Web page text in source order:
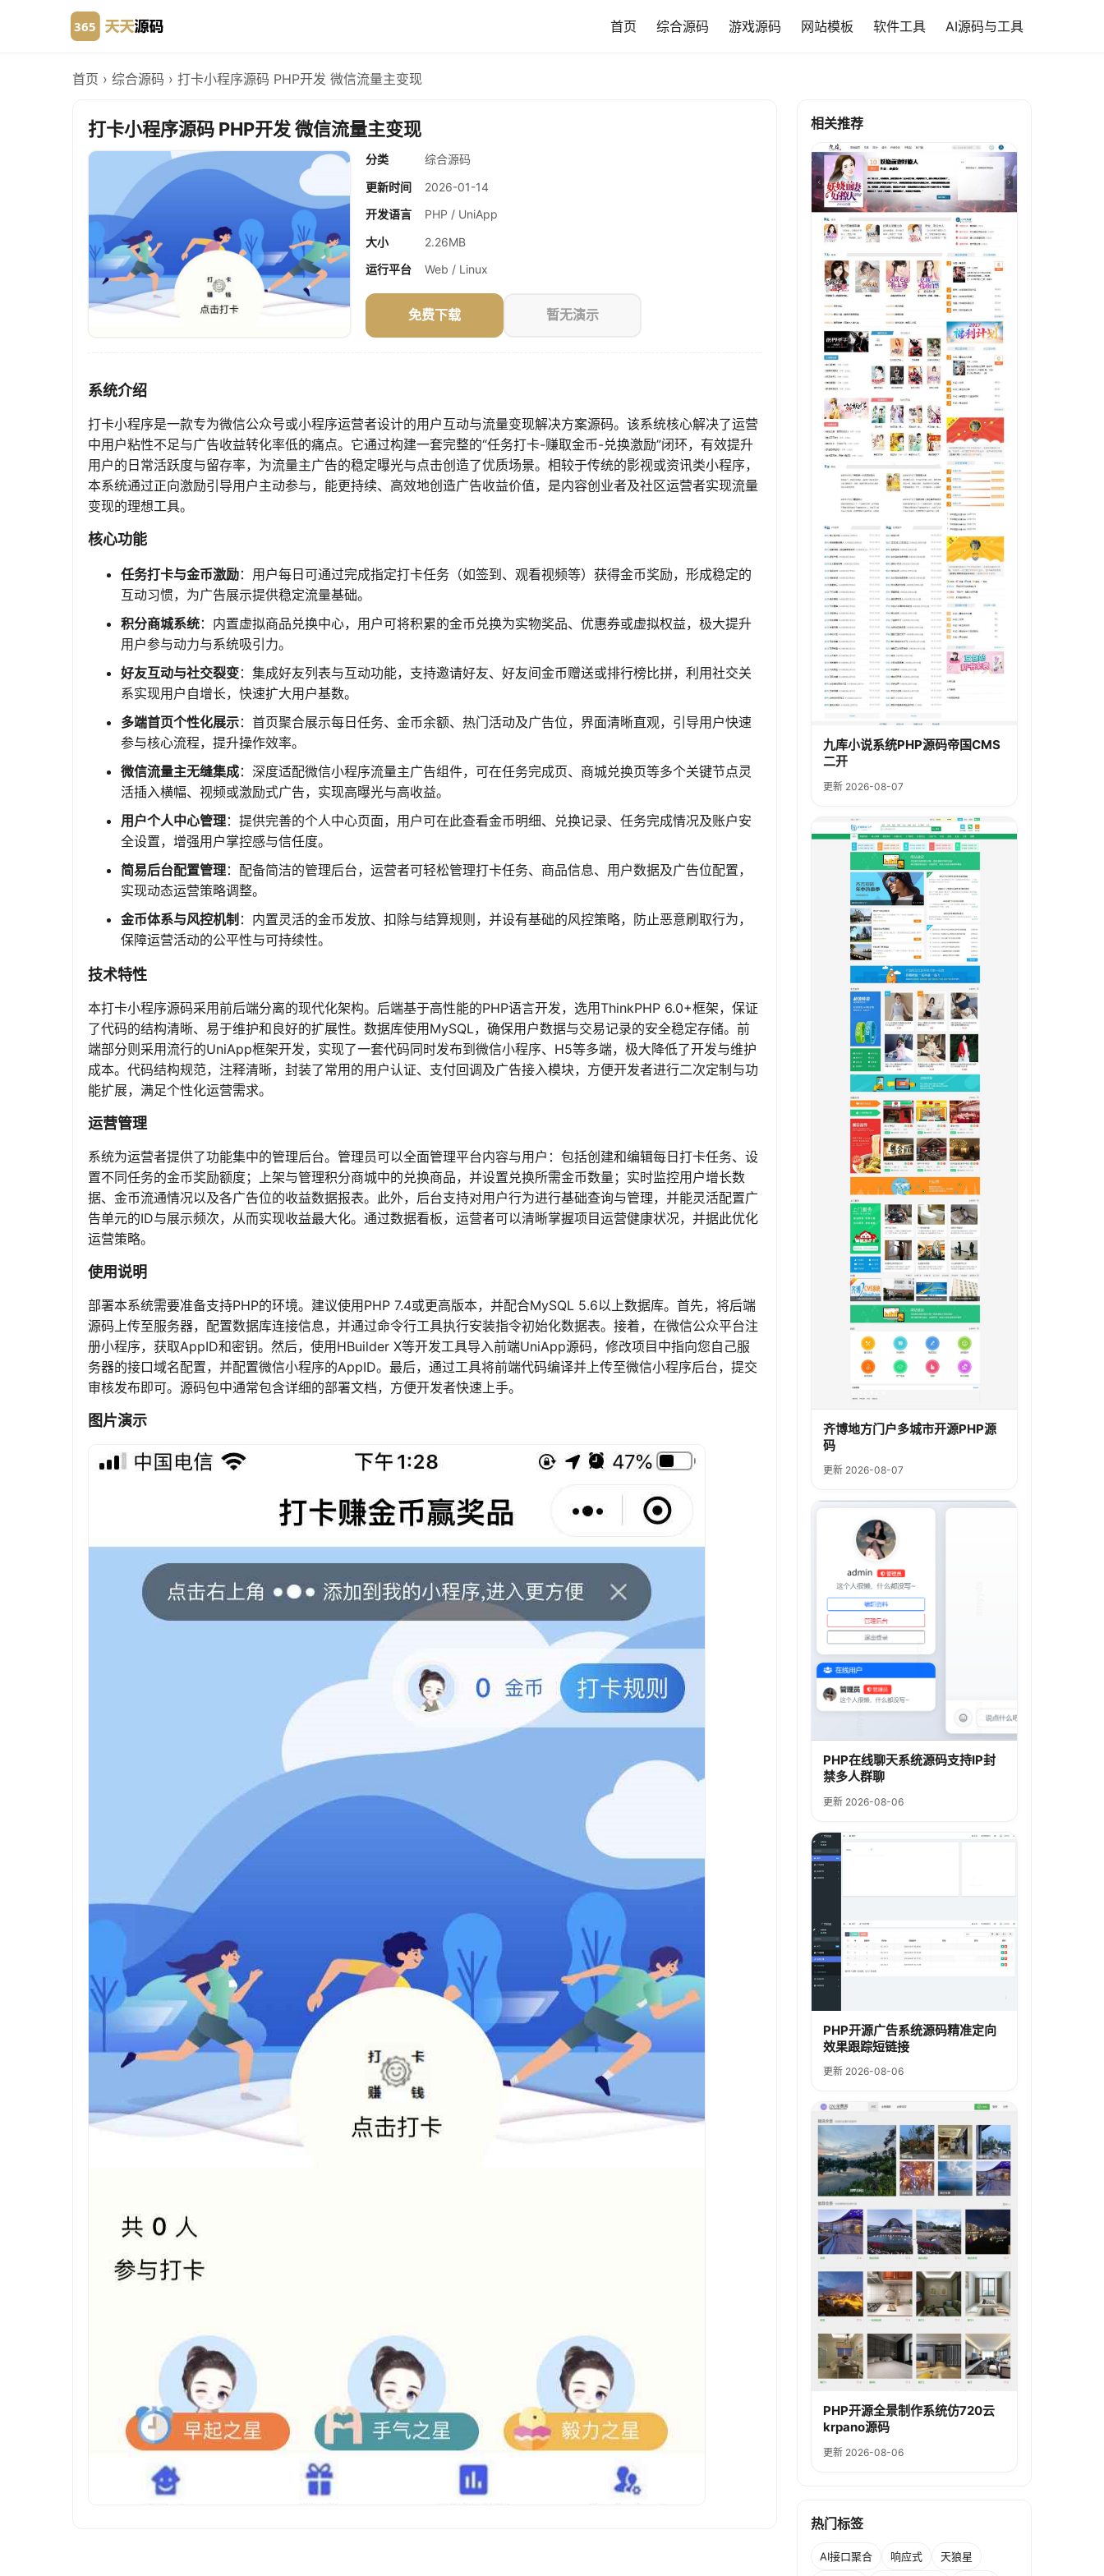
首页 综合源码 游戏源码 网站模板 软件工具 AI源码与工具
首页 › 综合源码 › 打卡小程序源码 PHP开发 微信流量主变现
打卡小程序源码 PHP开发 微信流量主变现
分类
综合源码
更新时间
2026-01-14
开发语言
PHP / UniApp
大小
2.26MB
运行平台
Web / Linux
免费下载 暂无演示
系统介绍
打卡小程序是一款专为微信公众号或小程序运营者设计的用户互动与流量变现解决方案源码。该系统核心解决了运营
中用户粘性不足与广告收益转化率低的痛点。它通过构建一套完整的“任务打卡-赚取金币-兑换激励”闭环，有效提升
用户的日常活跃度与留存率，为流量主广告的稳定曝光与点击创造了优质场景。相较于传统的影视或资讯类小程序，
本系统通过正向激励引导用户主动参与，能更持续、高效地创造广告收益价值，是内容创业者及社区运营者实现流量
变现的理想工具。
核心功能
任务打卡与金币激励：用户每日可通过完成指定打卡任务（如签到、观看视频等）获得金币奖励，形成稳定的
互动习惯，为广告展示提供稳定流量基础。
积分商城系统：内置虚拟商品兑换中心，用户可将积累的金币兑换为实物奖品、优惠券或虚拟权益，极大提升
用户参与动力与系统吸引力。
好友互动与社交裂变：集成好友列表与互动功能，支持邀请好友、好友间金币赠送或排行榜比拼，利用社交关
系实现用户自增长，快速扩大用户基数。
多端首页个性化展示：首页聚合展示每日任务、金币余额、热门活动及广告位，界面清晰直观，引导用户快速
参与核心流程，提升操作效率。
微信流量主无缝集成：深度适配微信小程序流量主广告组件，可在任务完成页、商城兑换页等多个关键节点灵
活插入横幅、视频或激励式广告，实现高曝光与高收益。
用户个人中心管理：提供完善的个人中心页面，用户可在此查看金币明细、兑换记录、任务完成情况及账户安
全设置，增强用户掌控感与信任度。
简易后台配置管理：配备简洁的管理后台，运营者可轻松管理打卡任务、商品信息、用户数据及广告位配置，
实现动态运营策略调整。
金币体系与风控机制 ：内置灵活的金币发放、扣除与结算规则，并设有基础的风控策略，防止恶意刷取行为，
保障运营活动的公平性与可持续性。
技术特性
本打卡小程序源码采用前后端分离的现代化架构。后端基于高性能的PHP语言开发，选用ThinkPHP 6.0+框架，保证
了代码的结构清晰、易于维护和良好的扩展性。数据库使用MySQL，确保用户数据与交易记录的安全稳定存储。前
端部分则采用流行的UniApp框架开发，实现了一套代码同时发布到微信小程序、H5等多端，极大降低了开发与维护
成本。代码结构规范，注释清晰，封装了常用的用户认证、支付回调及广告接入模块，方便开发者进行二次定制与功
能扩展，满足个性化运营需求。
运营管理
系统为运营者提供了功能集中的管理后台。管理员可以全面管理平台内容与用户：包括创建和编辑每日打卡任务、设
置不同任务的金币奖励额度；上架与管理积分商城中的兑换商品，并设置兑换所需金币数量；实时监控用户增长数
据、金币流通情况以及各广告位的收益数据报表。此外，后台支持对用户行为进行基础查询与管理，并能灵活配置广
告单元的ID与展示频次，从而实现收益最大化。通过数据看板，运营者可以清晰掌握项目运营健康状况，并据此优化
运营策略。
使用说明
部署本系统需要准备支持PHP的环境。建议使用PHP 7.4或更高版本，并配合MySQL 5.6以上数据库。首先，将后端
源码上传至服务器，配置数据库连接信息，并通过命令行工具执行安装指令初始化数据表。接着，在微信公众平台注
册小程序，获取AppID和密钥。然后，使用HBuilder X等开发工具导入前端UniApp源码，修改项目中指向您自己服
务器的接口域名配置，并配置微信小程序的AppID。最后，通过工具将前端代码编译并上传至微信小程序后台，提交
审核发布即可。源码包中通常包含详细的部署文档，方便开发者快速上手。
图片演示
相关推荐
九库小说系统PHP源码帝国CMS
二开
更新 2026-08-07
齐博地方门户多城市开源PHP源
码
更新 2026-08-07
PHP在线聊天系统源码支持IP封
禁多人群聊
更新 2026-08-06
PHP开源广告系统源码精准定向
效果跟踪短链接
更新 2026-08-06
PHP开源全景制作系统仿720云
krpano源码
更新 2026-08-06
热门标签
AI接口聚合 响应式 天狼星